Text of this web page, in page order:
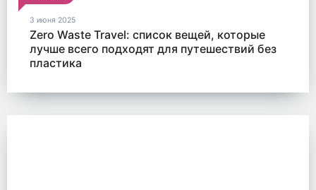
3 июня 2025
Zero Waste Travel: список вещей, которые
лучше всего подходят для путешествий без
пластика